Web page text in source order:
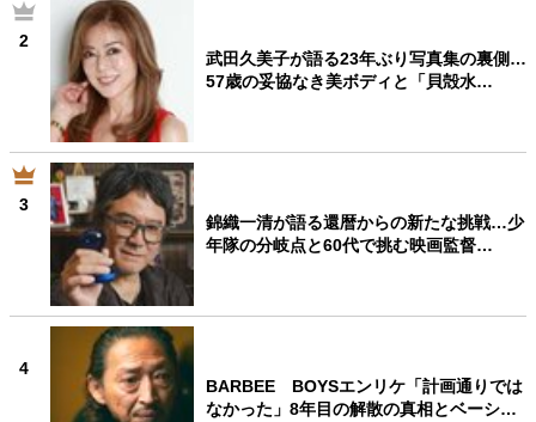
2
武田久美子が語る23年ぶり写真集の裏側…
57歳の妥協なき美ボディと「貝殻水…
3
錦織一清が語る還暦からの新たな挑戦…少
年隊の分岐点と60代で挑む映画監督…
4
BARBEE BOYSエンリケ「計画通りでは
なかった」8年目の解散の真相とベーシ…